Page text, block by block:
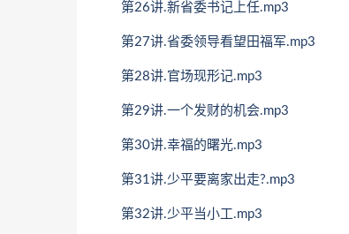
第26讲.新省委书记上任.mp3
第27讲.省委领导看望田福军.mp3
第28讲.官场现形记.mp3
第29讲.一个发财的机会.mp3
第30讲.幸福的曙光.mp3
第31讲.少平要离家出走?.mp3
第32讲.少平当小工.mp3